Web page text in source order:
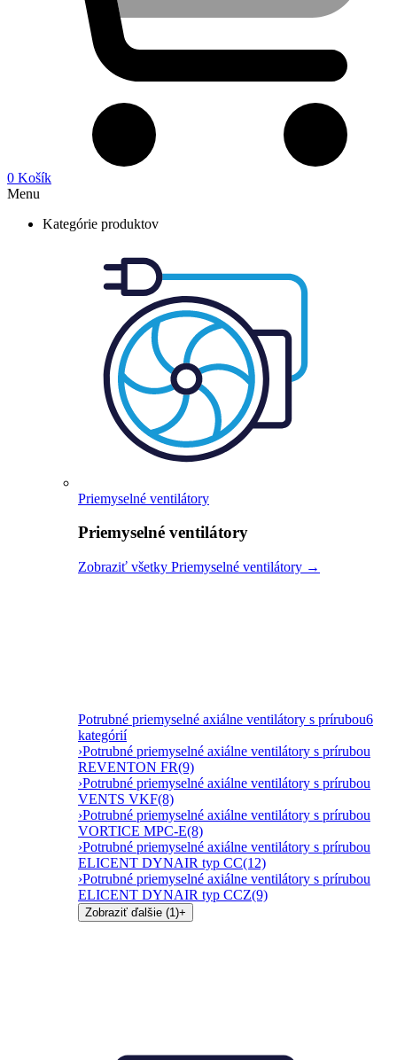
0 Košík
Menu
Kategórie produktov
Priemyselné ventilátory
Priemyselné ventilátory
Zobraziť všetky Priemyselné ventilátory →
Potrubné priemyselné axiálne ventilátory s prírubou6
kategórií
›Potrubné priemyselné axiálne ventilátory s prírubou
REVENTON FR(9)
›Potrubné priemyselné axiálne ventilátory s prírubou
VENTS VKF(8)
›Potrubné priemyselné axiálne ventilátory s prírubou
VORTICE MPC-E(8)
›Potrubné priemyselné axiálne ventilátory s prírubou
ELICENT DYNAIR typ CC(12)
›Potrubné priemyselné axiálne ventilátory s prírubou
ELICENT DYNAIR typ CCZ(9)
Zobraziť ďalšie (1)+